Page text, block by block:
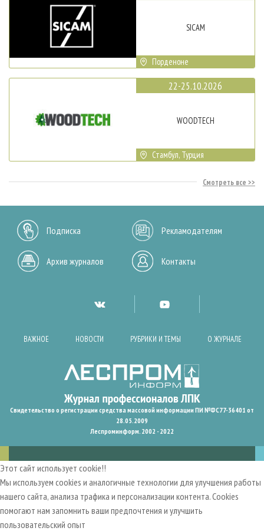
SICAM
Порденоне
22-25.10.2026
WOODTECH
Стамбул, Турция
Смотреть все
Подписка Рекламодателям
Архив журналов Контакты
ВАЖНОЕ НОВОСТИ РУБРИКИ И ТЕМЫ О ЖУРНАЛЕ
Свидетельство о регистрации средства массовой информации ПИ №ФС77-36401 от
28.05.2009
Леспроминформ. 2002 - 2022
Этот сайт использует cookie!!
Мы используем cookies и аналогичные технологии для улучшения работы
нашего сайта, анализа трафика и персонализации контента. Cookies
помогают нам запомнить ваши предпочтения и улучшить
пользовательский опыт